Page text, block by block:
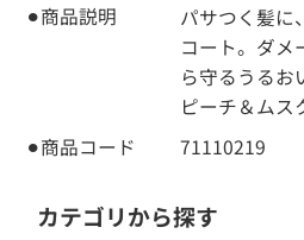
⚫︎商品説明
パサつく髪に
コート。ダメ
ら守るうるお
ピーチ＆ムス
⚫︎商品コード 71110219
カテゴリから探す